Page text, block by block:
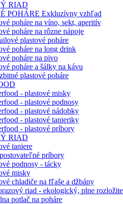
RIAD
POHÁRE Exkluzívny vzhľad
poháre na víno, sekt, aperitív
poháre na rôzne nápoje
plastové poháre
poháre na long drink
poháre na pivo
poháre a šálky na kávu
plastové poháre
- plastové misky
- plastové podnosy
- plastové nádobky
- plastové tanieriky
- plastové príbory
RIAD
taniere
príbory
podnosy - tácky
misky
chladiče na fľaše a džbány
riad - ekologický, plne
potlač na poháre